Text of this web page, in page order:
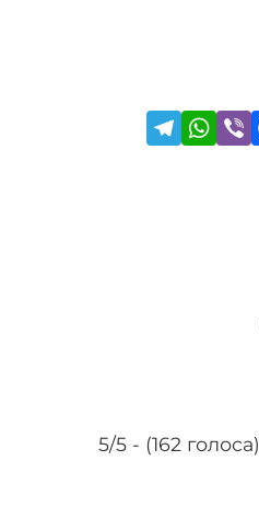
5/5 - (162 голоса)